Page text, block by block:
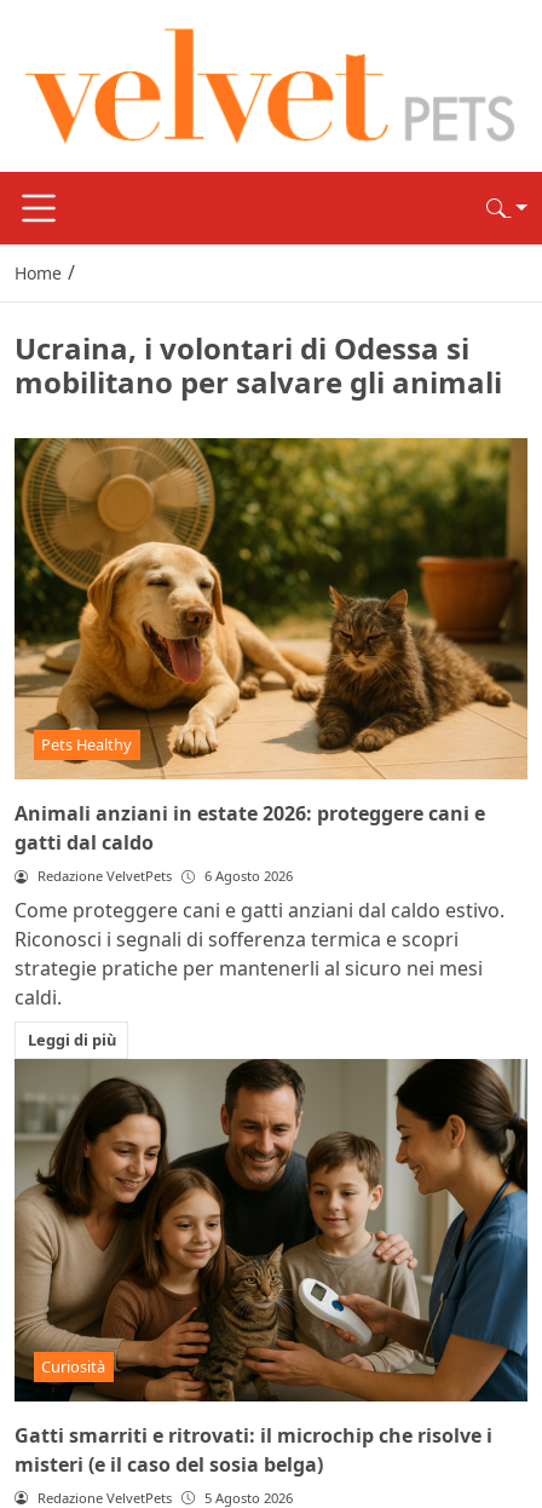
Home /
Ucraina, i volontari di Odessa si
mobilitano per salvare gli animali
Pets Healthy
Animali anziani in estate 2026: proteggere cani e
gatti dal caldo
Redazione VelvetPets 6 Agosto 2026
Come proteggere cani e gatti anziani dal caldo estivo.
Riconosci i segnali di sofferenza termica e scopri
strategie pratiche per mantenerli al sicuro nei mesi
caldi.
Leggi di più
Curiosità
Gatti smarriti e ritrovati: il microchip che risolve i
misteri (e il caso del sosia belga)
Redazione VelvetPets 5 Agosto 2026